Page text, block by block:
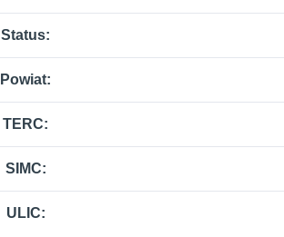
Status:
Powiat:
TERC:
SIMC:
ULIC: